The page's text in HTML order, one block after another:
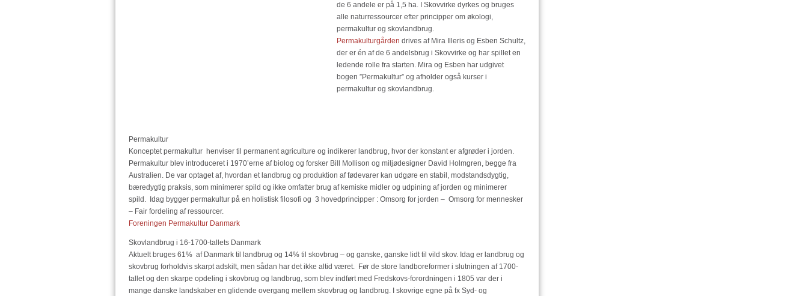
de 6 andele er på 1,5 ha. I Skovvirke dyrkes og bruges
alle naturressourcer efter principper om økologi,
permakultur og skovlandbrug.
Permakulturgården drives af Mira Illeris og Esben Schultz,
der er én af de 6 andelsbrug i Skovvirke og har spillet en
ledende rolle fra starten. Mira og Esben har udgivet
bogen ”Permakultur” og afholder også kurser i
permakultur og skovlandbrug.
Permakultur
Konceptet permakultur henviser til permanent agriculture og indikerer landbrug, hvor der konstant er afgrøder i jorden.
Permakultur blev introduceret i 1970’erne af biolog og forsker Bill Mollison og miljødesigner David Holmgren, begge fra
Australien. De var optaget af, hvordan et landbrug og produktion af fødevarer kan udgøre en stabil, modstandsdygtig,
bæredygtig praksis, som minimerer spild og ikke omfatter brug af kemiske midler og udpining af jorden og minimerer
spild. Idag bygger permakultur på en holistisk filosofi og 3 hovedprincipper : Omsorg for jorden – Omsorg for mennesker
– Fair fordeling af ressourcer.
Foreningen Permakultur Danmark
Skovlandbrug i 16-1700-tallets Danmark
Aktuelt bruges 61% af Danmark til landbrug og 14% til skovbrug – og ganske, ganske lidt til vild skov. Idag er landbrug og
skovbrug forholdvis skarpt adskilt, men sådan har det ikke altid været. Før de store landboreformer i slutningen af 1700-
tallet og den skarpe opdeling i skovbrug og landbrug, som blev indført med Fredskovs-forordningen i 1805 var der i
mange danske landskaber en glidende overgang mellem skovbrug og landbrug. I skovrige egne på fx Syd- og